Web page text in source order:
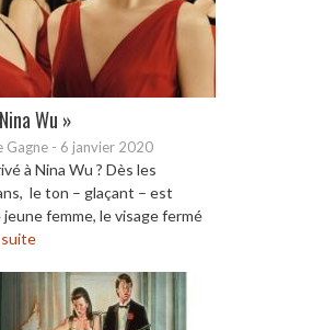
Wu »
Gagne - 6 janvier 2020
à Nina Wu ? Dès les
le ton – glaçant – est
femme, le visage fermé
suite